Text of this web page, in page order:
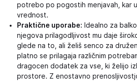
potrebo po pogostih menjavah, kar
vrednost.
Praktične uporabe: Idealno za
njegova prilagodljivost mu daje
glede na to, ali želiš senco za
platno se prilagaja različnim
dragocen dodatek za vse, ki želijo
prostore. Z enostavno